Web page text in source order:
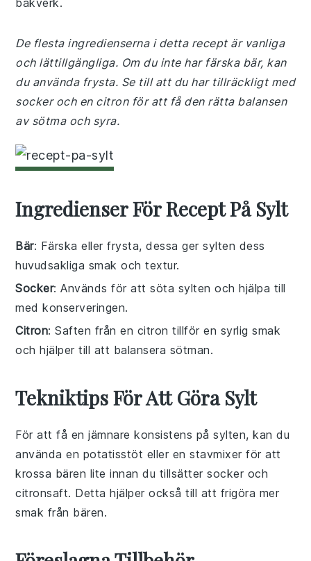
bakverk.
De flesta ingredienserna i detta recept är vanliga
och lättillgängliga. Om du inte har färska bär, kan
du använda frysta. Se till att du har tillräckligt med
socker och en citron för att få den rätta balansen
av sötma och syra.
Ingredienser För Recept På Sylt
Bär: Färska eller frysta, dessa ger sylten dess
huvudsakliga smak och textur.
Socker: Används för att söta sylten och hjälpa till
med konserveringen.
Citron: Saften från en citron tillför en syrlig smak
och hjälper till att balansera sötman.
Tekniktips För Att Göra Sylt
För att få en jämnare konsistens påsylten, kan du
använda en potatisstöt eller enstavmixer för att
krossa bären lite innan du tillsättersocker och
citronsaft. Detta hjälper också till att frigöra mer
smak från bären.